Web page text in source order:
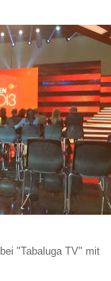
"Tabaluga TV" mit